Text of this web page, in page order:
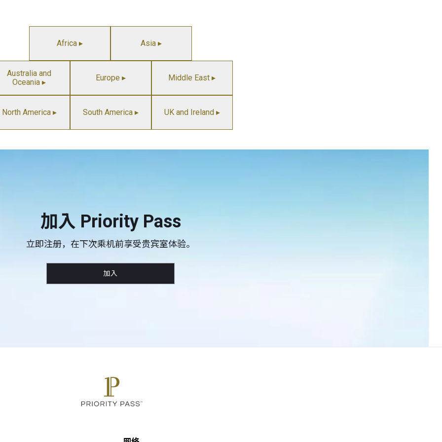
Africa ▸ Asia ▸
Australia and
Oceania ▸
Europe ▸ Middle East ▸
North America ▸ South America ▸ UK and Ireland ▸
加入 Priority Pass
立即注册，在下次乘机前享受贵宾室体验。
加入